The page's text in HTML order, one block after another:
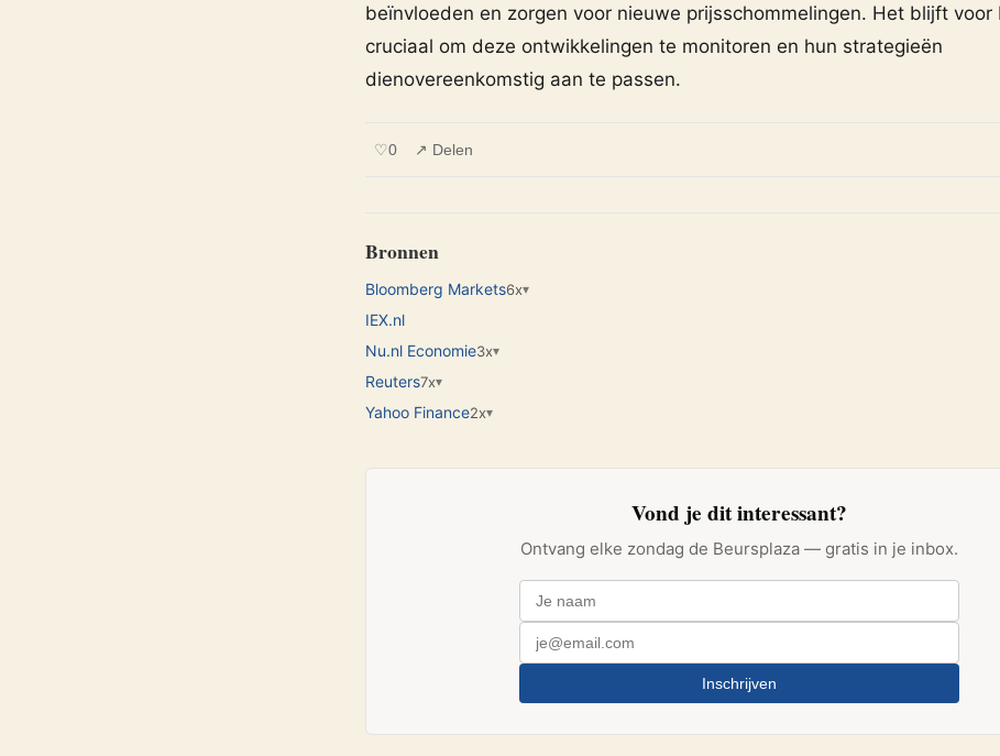
beïnvloeden en zorgen voor nieuwe prijsschommelingen. Het blijft voor
cruciaal om deze ontwikkelingen te monitoren en hun strategieën
dienovereenkomstig aan te passen.
♡0 ↗ Delen
Bronnen
Bloomberg Markets6x▾
IEX.nl
Nu.nl Economie3x▾
Reuters7x▾
Yahoo Finance2x▾
Vond je dit interessant?
Ontvang elke zondag de Beursplaza — gratis in je inbox.
Inschrijven